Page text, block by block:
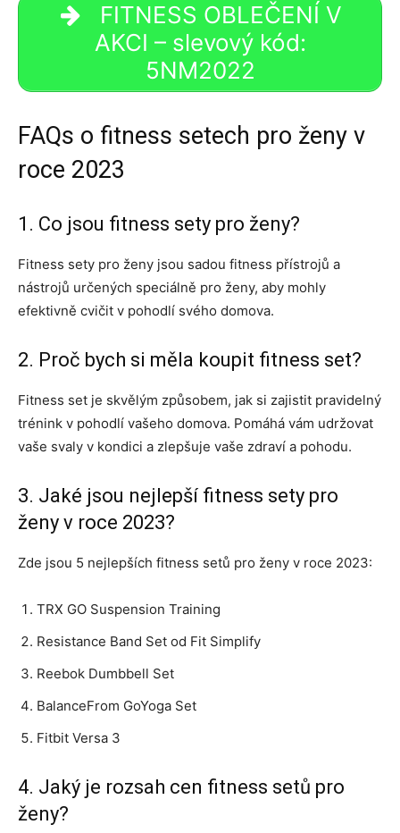
FITNESS OBLEČENÍ V
AKCI – slevový kód:
5NM2022
FAQs o fitness setech pro ženy v
roce 2023
1. Co jsou fitness sety pro ženy?
Fitness sety pro ženy jsou sadou fitness přístrojů a
nástrojů určených speciálně pro ženy, aby mohly
efektivně cvičit v pohodlí svého domova.
2. Proč bych si měla koupit fitness set?
Fitness set je skvělým způsobem, jak si zajistit pravidelný
trénink v pohodlí vašeho domova. Pomáhá vám udržovat
vaše svaly v kondici a zlepšuje vaše zdraví a pohodu.
3. Jaké jsou nejlepší fitness sety pro
ženy v roce 2023?
Zde jsou 5 nejlepších fitness setů pro ženy v roce 2023:
TRX GO Suspension Training
Resistance Band Set od Fit Simplify
Reebok Dumbbell Set
BalanceFrom GoYoga Set
Fitbit Versa 3
4. Jaký je rozsah cen fitness setů pro
ženy?